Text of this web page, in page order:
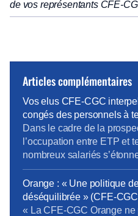
de vos représentants CFE-
Articles complémentaires
Vos elus CFE-CGC
congés des personnels à
Dans le cadre de la
l’occupation entre ETP et
nombreux salariés
jour de congés. En effet
partiel, il est important
RH notamment les
ICPC, la […]
Orange : « Une politique
déséquilibrée » (CFE-CGC)
management
« La CFE-CGC Orange